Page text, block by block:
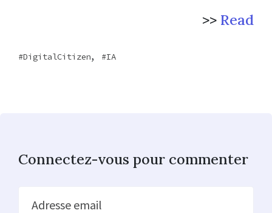
>> Read
DigitalCitizen, IA
Connectez-vous pour commenter
Adresse email